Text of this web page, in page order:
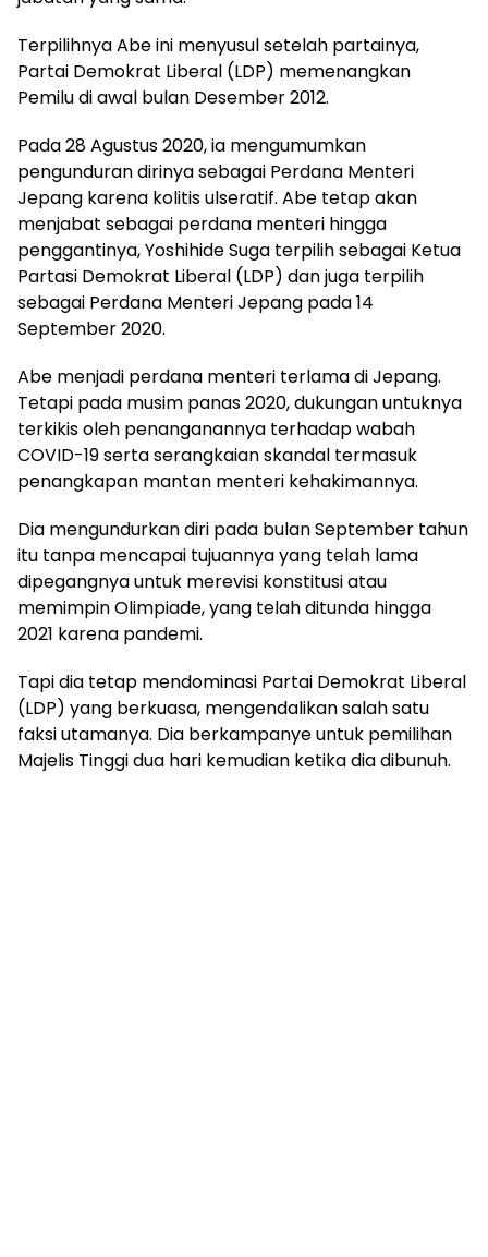
Terpilihnya Abe ini menyusul setelah partainya,
Partai Demokrat Liberal (LDP) memenangkan
Pemilu di awal bulan Desember 2012.
Pada 28 Agustus 2020, ia mengumumkan
pengunduran dirinya sebagai Perdana Menteri
Jepang karena kolitis ulseratif. Abe tetap akan
menjabat sebagai perdana menteri hingga
penggantinya, Yoshihide Suga terpilih sebagai Ketua
Partasi Demokrat Liberal (LDP) dan juga terpilih
sebagai Perdana Menteri Jepang pada 14
September 2020.
Abe menjadi perdana menteri terlama di Jepang.
Tetapi pada musim panas 2020, dukungan untuknya
terkikis oleh penanganannya terhadap wabah
COVID-19 serta serangkaian skandal termasuk
penangkapan mantan menteri kehakimannya.
Dia mengundurkan diri pada bulan September tahun
itu tanpa mencapai tujuannya yang telah lama
dipegangnya untuk merevisi konstitusi atau
memimpin Olimpiade, yang telah ditunda hingga
2021 karena pandemi.
Tapi dia tetap mendominasi Partai Demokrat Liberal
(LDP) yang berkuasa, mengendalikan salah satu
faksi utamanya. Dia berkampanye untuk pemilihan
Majelis Tinggi dua hari kemudian ketika dia dibunuh.